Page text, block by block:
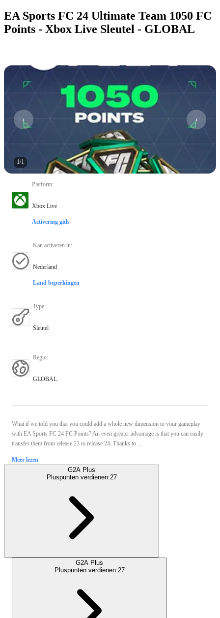
EA Sports FC 24 Ultimate Team 1050 FC
Points - Xbox Live Sleutel - GLOBAL
1/1
Platform:
Xbox Live
Activering gids
Kan activeren in:
Nederland
Land beperkingen
Type:
Sleutel
Regio:
GLOBAL
What if we told you that you could add a whole new dimension to your gameplay
with EA Sports FC 24 FC Points? An even greater advantage is that you can easily
transfer them from release 23 to release 24. Thanks to ...
Meer lezen
G2A Plus
Pluspunten verdienen:27
G2A Plus
Pluspunten verdienen:27